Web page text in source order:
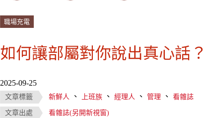
職場充電
如何讓部屬對你說出真心話？
2025-09-25
文章標籤 新鮮人 、 上班族 、 經理人 、 管理 、 看雜誌
文章出處 看雜誌(另開新視窗)